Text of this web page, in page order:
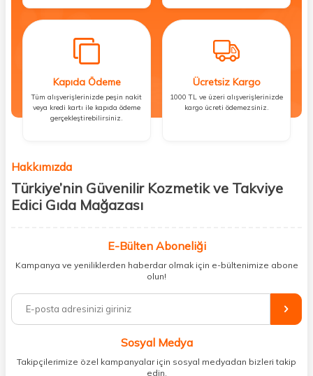
Kapıda Ödeme
Tüm alışverişlerinizde peşin nakit
veya kredi kartı ile kapıda ödeme
gerçekleştirebilirsiniz.
Ücretsiz Kargo
1000 TL ve üzeri alışverişlerinizde
kargo ücreti ödemezsiniz.
Hakkımızda
Türkiye’nin Güvenilir Kozmetik ve Takviye
Edici Gıda Mağazası
kişisel bakım hem de takviye edici gıda ürünlerini sizlerle
buluşturuyoruz. Artık mağaza mağaza dolaşmanıza gerek yok;
ihtiyacınız olan her şeyi tek bir çatı altında topluyor ve kapınıza kadar
%100 orijinal kozmetik ve sağlık ürünleriyle güzelliğinizi tamamlayabilir,
vücudunuzu desteklemek için güvenilir takviye edici gıdalara
minerallere kadar binlerce ürünü uygun fiyat ve hızlı kargo avantajıyla
sunuyoruz.
E-Bülten Aboneliği
Kampanya ve yeniliklerden haberdar olmak için e-bültenimize abone
olun!
Sosyal Medya
Takipçilerimize özel kampanyalar için sosyal medyadan bizleri takip
edin.